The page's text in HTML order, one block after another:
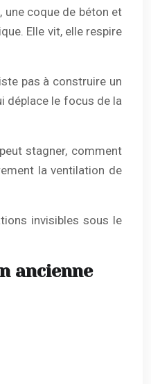
une coque de béton et
Elle vit, elle respire
pas à construire un
déplace le focus de la
stagner, comment
la ventilation de
invisibles sous le
ancienne